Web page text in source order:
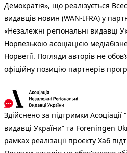
Демократія», що реалізується
видавців новин (WAN-IFRA) у
«Незалежні регіональні видавці
Норвезькою асоціацією
Норвегії. Погляди авторів не
офіційну позицію партнерів
Здійснено за підтримки Асоціації
видавці України” та Foreningen
рамках реалізації проєкту Хаб